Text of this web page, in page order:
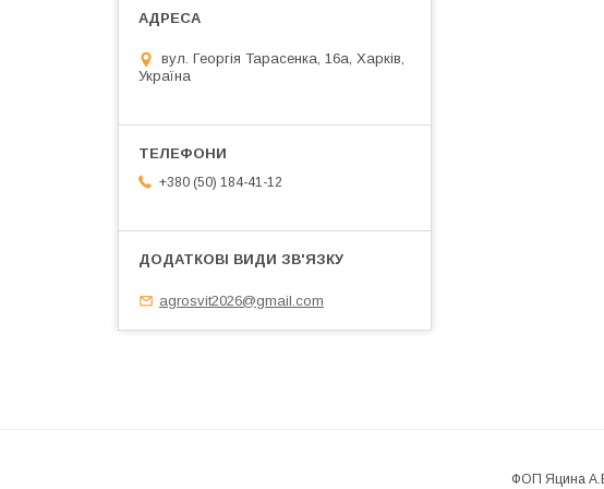
вул. Георгія Тарасенка, 16а, Харків,
Україна
+380 (50) 184-41-12
agrosvit2026@gmail.com